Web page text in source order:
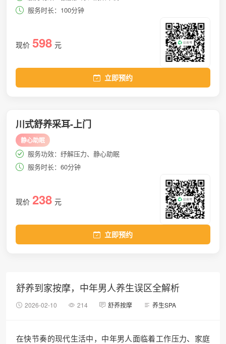
服务时长：100分钟
现价 598 元
立即预约
川式舒养采耳-上门
静心助眠
服务功效：纾解压力、静心助眠
服务时长：60分钟
现价 238 元
立即预约
舒养到家按摩，中年男人养生误区全解析
2026-02-10 214 舒养按摩 养生SPA
在快节奏的现代生活中，中年男人面临着工作压力、家庭